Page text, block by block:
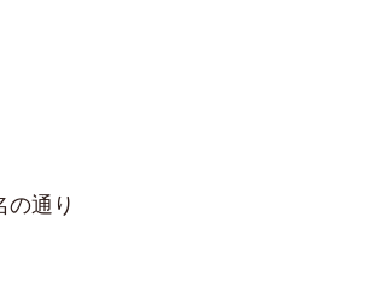
の通り